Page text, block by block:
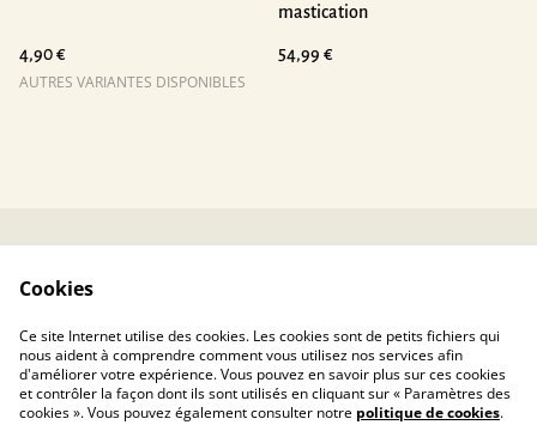
4,90 €
AUTRES VARIANTES DISPONIBLES
mastication
54,99 €
Cookies
Ce site Internet utilise des cookies. Les cookies sont de petits fichiers qui
nous aident à comprendre comment vous utilisez nos services afin
d'améliorer votre expérience. Vous pouvez en savoir plus sur ces cookies
et contrôler la façon dont ils sont utilisés en cliquant sur « Paramètres des
cookies ». Vous pouvez également consulter notre politique de cookies.